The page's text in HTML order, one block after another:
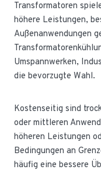
Transformatoren
höhere Leistungen,
Außenanwendungen
Umspannwerken,
die bevorzugte Wahl.
Kostenseitig sind
oder mittleren
höheren Leistungen
Bedingungen an
häufig eine bessere